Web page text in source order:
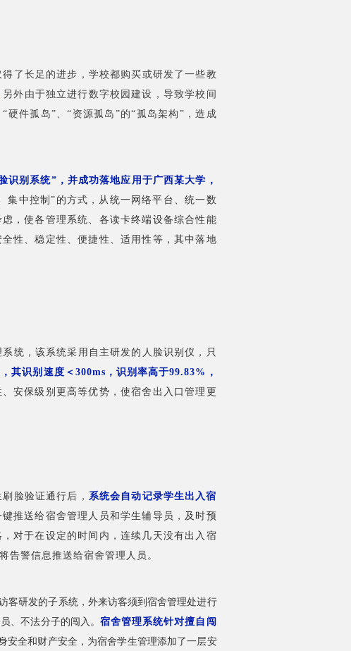
了长足的进步，学校都购买或研发了一些教
另外由于独立进行数字校园建设，导致学校间
硬件孤岛”、“资源孤岛”的“孤岛架构”，造成
识别系统”， 并成功落地应用于广西某大学，
集中控制”的方式，从统一网络平台、统一数
，使各管理系统、各读卡终端设备综合性能
性、稳定性、便捷性、适用性等，其中落地
统，该系统采用自主研发的人脸识别仪，只
其识别速度＜300ms，识别率高于99.83%，
安保级别更高等优势，使宿舍出入口管理更
脸验证通行后， 系统会自动记录学生出入宿
推送给宿舍管理人员和学生辅导员，及时预
对于在设定的时间内，连续几天没有出入宿
告警信息推送给宿舍管理人员。
客研发的子系统，外来访客须到宿舍管理处进行
、不法分子的闯入。 宿舍管理系统针对擅自闯
安全和财产安全，为宿舍学生管理添加了一层安